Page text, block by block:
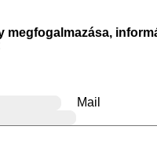
megfogalmazása,
Mail